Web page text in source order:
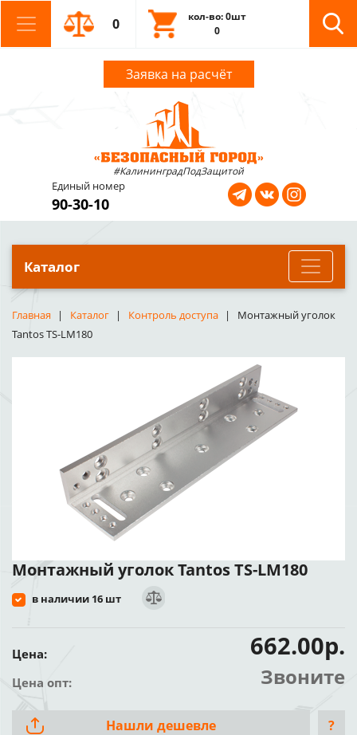
0
кол-во: 0шт
0
Заявка на расчёт
#КалининградПодЗащитой
Единый номер
90-30-10
Каталог
Главная Каталог Контроль доступа
Монтажный уголок
Tantos TS-LM180
Монтажный уголок Tantos TS-LM180
в наличии 16 шт
Цена: 662.00р.
Цена опт: Звоните
Нашли дешевле ?